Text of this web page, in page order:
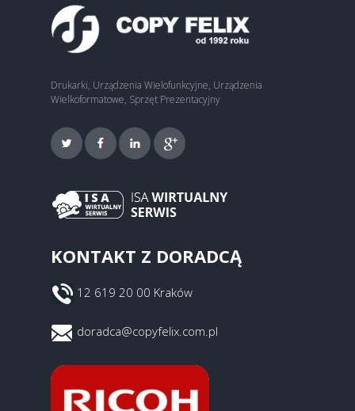
Drukarki, Urządzenia Wielofunkcyjne, Urządzenia
Wielkoformatowe, Sprzęt Prezentacyjny
KONTAKT Z DORADCĄ
12 619 20 00 Kraków
doradca@copyfelix.com.pl